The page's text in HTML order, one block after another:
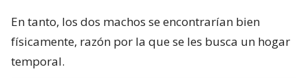
En tanto, los dos machos se encontrarían bien
físicamente, razón por la que se les busca un hogar
temporal.